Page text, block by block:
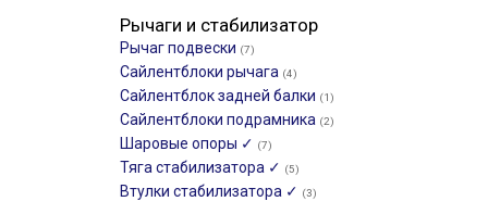
Рычаги и стабилизатор
Рычаг подвески (7)
Сайлентблоки рычага (4)
Сайлентблок задней балки (1)
Сайлентблоки подрамника (2)
Шаровые опоры ✓ (7)
Тяга стабилизатора ✓ (5)
Втулки стабилизатора ✓ (3)